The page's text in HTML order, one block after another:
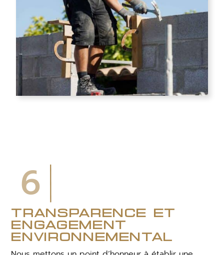
6
transparence et
engagement
environnemental